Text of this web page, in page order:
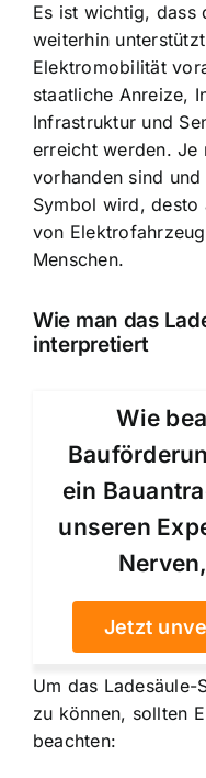
Es ist wichtig, dass
weiterhin
Elektromobilität
staatliche Anreize,
Infrastruktur und
erreicht werden. Je
vorhanden sind
Symbol wird,
von
Menschen.
Wie man das
interpretiert
Wie
ein
unseren
Jetzt
Um das
zu können, sollten
beachten: